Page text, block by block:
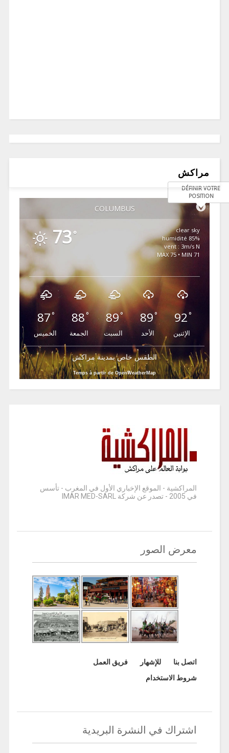
مراكش
COLUMBUS
DÉFINIR VOTRE
POSITION
73 °
clear sky
85% humidité
vent : 3m/s N
MAX 75 • MIN 71
87°
الخميس
88°
الجمعة
89°
السبت
89°
الأحد
92°
الإثنين
الطقس خاص بمدينة مراكش
Temps à partir de OpenWeatherMap
المراكشية - الموقع الإخباري الأول في المغرب - تأسس
في 2005 - تصدر عن شركة IMAR MED-SARL
معرض الصور
اتصل بنا للإشهار
فريق العمل
شروط الاستخدام
اشتراك في النشرة البريدية